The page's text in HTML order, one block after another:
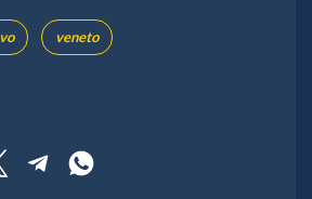
veneto